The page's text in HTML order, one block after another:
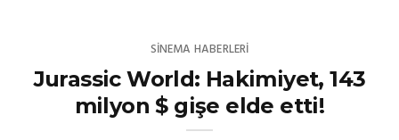
SINEMA HABERLERI
Jurassic World: Hakimiyet, 143
milyon $ gişe elde etti!